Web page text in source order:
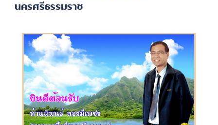
นครศรีธรรมราช